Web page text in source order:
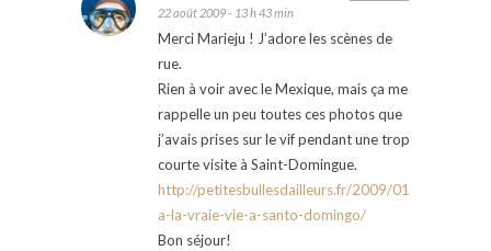
22 août 2009 - 13 h 43 min
Merci Marieju ! J’adore les scènes de
rue.
Rien à voir avec le Mexique, mais ça me
rappelle un peu toutes ces photos que
j’avais prises sur le vif pendant une trop
courte visite à Saint-Domingue.
http://petitesbullesdailleurs.fr/2009/01/18/retour-
a-la-vraie-vie-a-santo-domingo/
Bon séjour!